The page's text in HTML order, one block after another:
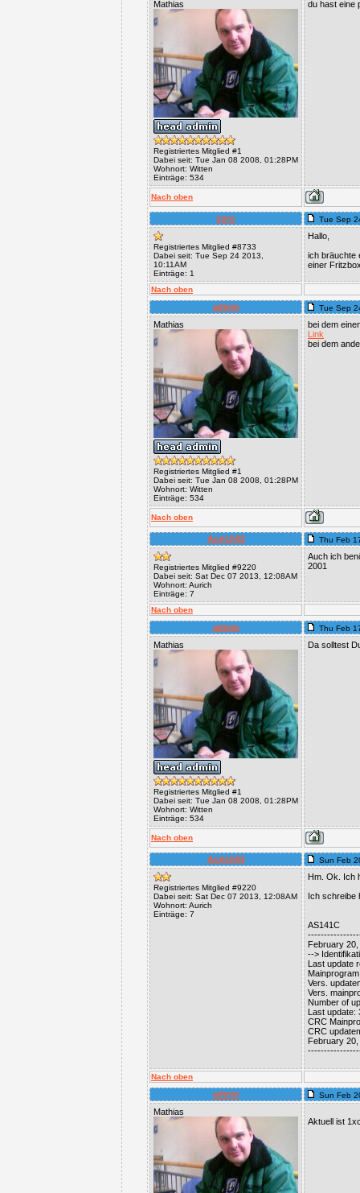
Mathias
Registriertes Mitglied #1
Dabei seit: Tue Jan 08 2008, 01:28PM
Wohnort: Witten
Einträge: 534
du hast eine
Nach oben
xpro Tue Sep
Registriertes Mitglied #8733
Dabei seit: Tue Sep 24 2013,
10:11AM
Einträge: 1
Hallo,
ich bräuchte
einer
Nach oben
admin Tue Sep
Mathias
Registriertes Mitglied #1
Dabei seit: Tue Jan 08 2008, 01:28PM
Wohnort: Witten
Einträge: 534
bei dem
Link
bei dem
Nach oben
Aurich02 Thu Feb
Registriertes Mitglied #9220
Dabei seit: Sat Dec 07 2013, 12:08AM
Wohnort: Aurich
Einträge: 7
Auch ich
2001
Nach oben
admin Thu Feb
Mathias
Registriertes Mitglied #1
Dabei seit: Tue Jan 08 2008, 01:28PM
Wohnort: Witten
Einträge: 534
Da solltest
Nach oben
Aurich02 Sun Feb
Registriertes Mitglied #9220
Dabei seit: Sat Dec 07 2013, 12:08AM
Wohnort: Aurich
Einträge: 7
Hm. Ok. Ich
Ich schreibe
AS141C
February
-->
Last update
Vers.
Vers.
Number of
Last update:
CRC
CRC
February
Nach oben
admin Sun Feb
Mathias
Aktuell ist